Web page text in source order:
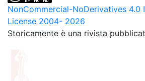
NonCommercial-NoDerivatives 4.0
License 2004- 2026
Storicamente è una rivista